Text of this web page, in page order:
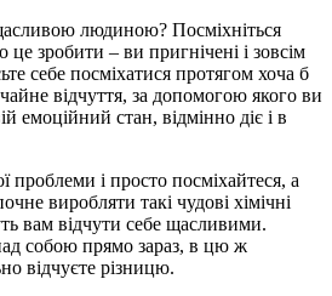
людиною? Посміхніться
зробити – ви пригнічені і зовсім
себе посміхатися протягом хоча б
відчуття, за допомогою якого ви
емоційний стан, відмінно діє і в
проблеми і просто посміхайтеся, а
виробляти такі чудові хімічні
вам відчути себе щасливими.
собою прямо зараз, в цю ж
відчуєте різницю.